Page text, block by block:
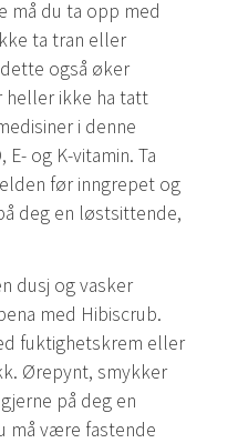
må du ta opp med
ta tran eller
også øker
heller ikke ha tatt
i denne
E- og K-vitamin. Ta
før inngrepet og
deg en løstsittende,
dusj og vasker
med Hibiscrub.
fuktighetskrem eller
Ørepynt, smykker
på deg en
må være fastende